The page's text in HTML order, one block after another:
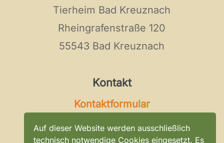
Tierheim Bad Kreuznach
Rheingrafenstraße 120
55543 Bad Kreuznach
Kontakt
Kontaktformular
E-Mail: kontakt@tierheim-bad-
Auf dieser Website werden ausschließlich
technisch notwendige Cookies eingesetzt. Es